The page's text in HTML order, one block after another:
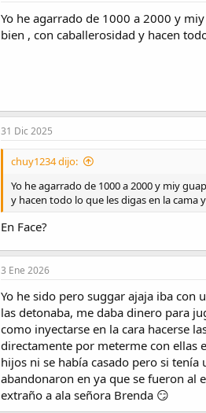
i
o
n
Yo he agarrado de 1000 a 2000 y
bien , con caballerosidad y hacen
31 Dic 2025
chuy1234 dijo:
Yo he agarrado de 1000 a 2000 y miy
y hacen todo lo que les digas en la cama
En Face?
3 Ene 2026
Yo he sido pero suggar ajaja iba con
las detonaba, me daba dinero para
como inyectarse en la cara hacerse
directamente por meterme con ellas
hijos ni se había casado pero si
abandonaron en ya que se fueron al
extraño a ala señora Brenda 😏